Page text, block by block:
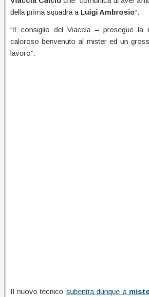
della prima squadra a Luigi Ambrosio“.
“Il consiglio del Viaccia – prosegue la
caloroso benvenuto al mister ed un
lavoro”.
Il nuovo tecnico subentra dunque a